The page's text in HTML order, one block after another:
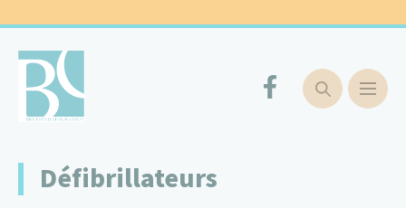
Ma ville
Ma ville
Communication
Enfance et jeunesse
Groupe Scolaire des Odons
Petite Enfance
Environnement
Mobilités
Santé – Social
Centre communal d’actions sociales
Urbanisme
Mairie et services
Vie municipale
Vie quotidienne
Collecte des déchets
Démarches administratives
Vivre et sortir
Culture et patrimoine
Comités de jumelage
Sports et loisirs
Rester quelques jours
Défibrillateurs